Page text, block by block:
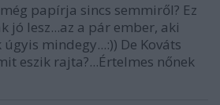
papírja sincs semmiről? Ez
jó lesz...az a pár ember, aki
mindegy...:)) De Kováts
eszik rajta?...Értelmes nőnek